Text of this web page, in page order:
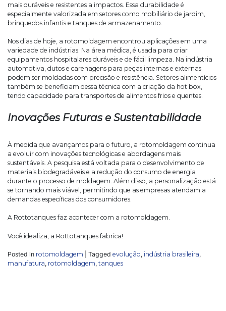
mais duráveis e resistentes a impactos. Essa durabilidade é
especialmente valorizada em setores como mobiliário de jardim,
brinquedos infantis e tanques de armazenamento.
Nos dias de hoje, a rotomoldagem encontrou aplicações em uma
variedade de indústrias. Na área médica, é usada para criar
equipamentos hospitalares duráveis e de fácil limpeza. Na indústria
automotiva, dutos e carenagens para peças internas e externas
podem ser moldadas com precisão e resistência. Setores alimentícios
também se beneficiam dessa técnica com a criação da hot box,
tendo capacidade para transportes de alimentos frios e quentes.
Inovações Futuras e Sustentabilidade
À medida que avançamos para o futuro, a rotomoldagem continua
a evoluir com inovações tecnológicas e abordagens mais
sustentáveis. A pesquisa está voltada para o desenvolvimento de
materiais biodegradáveis e a redução do consumo de energia
durante o processo de moldagem. Além disso, a personalização está
se tornando mais viável, permitindo que as empresas atendam a
demandas específicas dos consumidores.
A Rottotanques faz acontecer com a rotomoldagem.
Você idealiza, a Rottotanques fabrica!
Posted in rotomoldagem Tagged evolução, indústria brasileira,
manufatura, rotomoldagem, tanques